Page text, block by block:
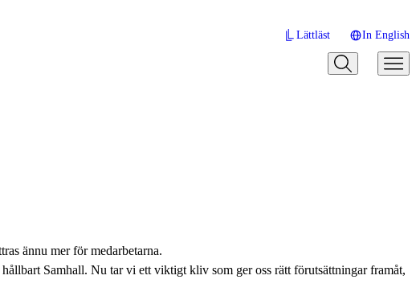
Lättläst In English
ännu mer för medarbetarna.
Samhall. Nu tar vi ett viktigt kliv som ger oss rätt förutsättningar framåt,